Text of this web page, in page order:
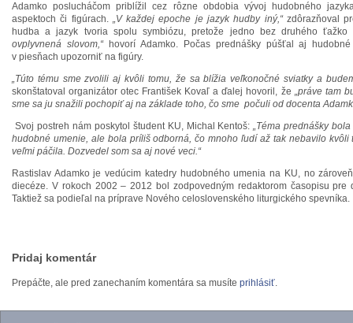
Adamko poslucháčom priblížil cez rôzne obdobia vývoj hudobného
aspektoch či figúrach. „V každej epoche je jazyk hudby iný,“ zdôrazňoval
hudba a jazyk tvoria spolu symbiózu, pretože jedno bez druhého
ovplyvnená slovom,“hovorí Adamko. Počas prednášky púšťal aj
v piesňach upozorniť na figúry.
„Túto tému sme zvolili aj kvôli tomu, že sa blížia veľkonočné sviatky a
skonštatoval organizátor otec František Kovaľ a ďalej hovoril, že „práve tam
sme sa ju snažili pochopiť aj na základe toho, čo sme počuli od docenta
Svoj postreh nám poskytol študent KU, Michal Kentoš: „Téma prednášky
hudobné umenie, ale bola príliš odborná, čo mnoho ľudí až tak nebavilo kvôli
veľmi páčila. Dozvedel som sa aj nové veci.“
Rastislav Adamko je vedúcim katedry hudobného umenia na KU, no
diecéze. V rokoch 2002 – 2012 bol zodpovedným redaktorom časopisu pre
Taktiež sa podieľal na príprave Nového celoslovenského liturgického spevníka.
Pridaj komentár
Prepáčte, ale pred zanechaním komentára sa musíte prihlásiť.